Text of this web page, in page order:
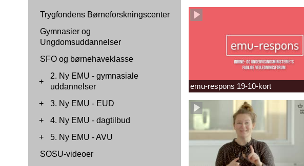
Trygfondens Børneforskningscenter
Gymnasier og
Ungdomsuddannelser
SFO og børnehaveklasse
+
2. Ny EMU - gymnasiale
uddannelser
+
3. Ny EMU - EUD
+
4. Ny EMU - dagtilbud
+
5. Ny EMU - AVU
SOSU-videoer
emu-respons 19-10-kort